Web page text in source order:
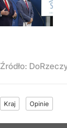
Źródło:
Kraj Opinie